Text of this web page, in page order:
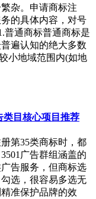
杂。申请商标注
的具体内容，对号
普通商标普通商标是
遍认知的绝大多数
小地域范围内(如地
类目核心项目推荐
第35类商标时，都
广告群组涵盖的
告服务，但商标选
选，很容易多选无
准保护品牌的效